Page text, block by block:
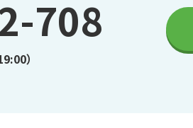
708
）